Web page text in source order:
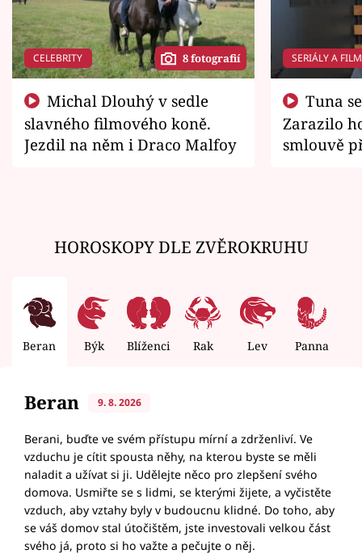
CELEBRITY 8 fotografií
slavného filmového koně.
Jezdil na něm i Draco Malfoy
SERIÁLY A
Zarazilo
smlouvě
HOROSKOPY DLE ZVĚROKRUHU
Beran Býk Blíženci Rak Lev Panna
Beran 9. 8. 2026
Berani, buďte ve svém přístupu mírní a zdrženliví. Ve
vzduchu je cítit spousta něhy, na kterou byste se měli
naladit a užívat si ji. Udělejte něco pro zlepšení svého
domova. Usmiřte se s lidmi, se kterými žijete, a vyčistěte
vzduch, aby vztahy byly v budoucnu klidné. Do toho, aby
se váš domov stal útočištěm, jste investovali velkou část
svého já, proto si ho važte a pečujte o něj.